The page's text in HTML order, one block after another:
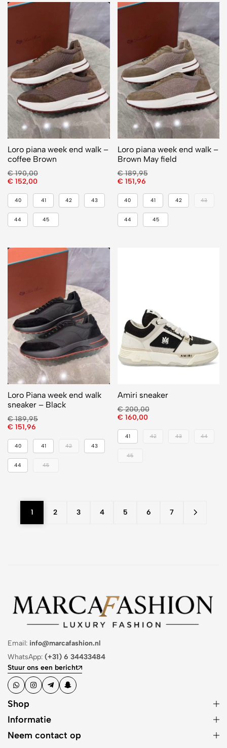
Loro piana week end walk –
coffee Brown
€190,00
€ 152,00
40 41 42 43
44 45
Loro piana week end walk –
Brown May field
€189,95
€ 151,96
40 41 42 43
44 45
Loro Piana week end walk
sneaker – Black
€189,95
€ 151,96
40 41 42 43
44 45
Amiri sneaker
€200,00
€ 160,00
41 42 43 44
45
1 2 3 4 5 6 7
Email: info@marcafashion.nl
WhatsApp: (+31) 6 34433484
Stuur ons een bericht
Shop
Informatie
Neem contact op